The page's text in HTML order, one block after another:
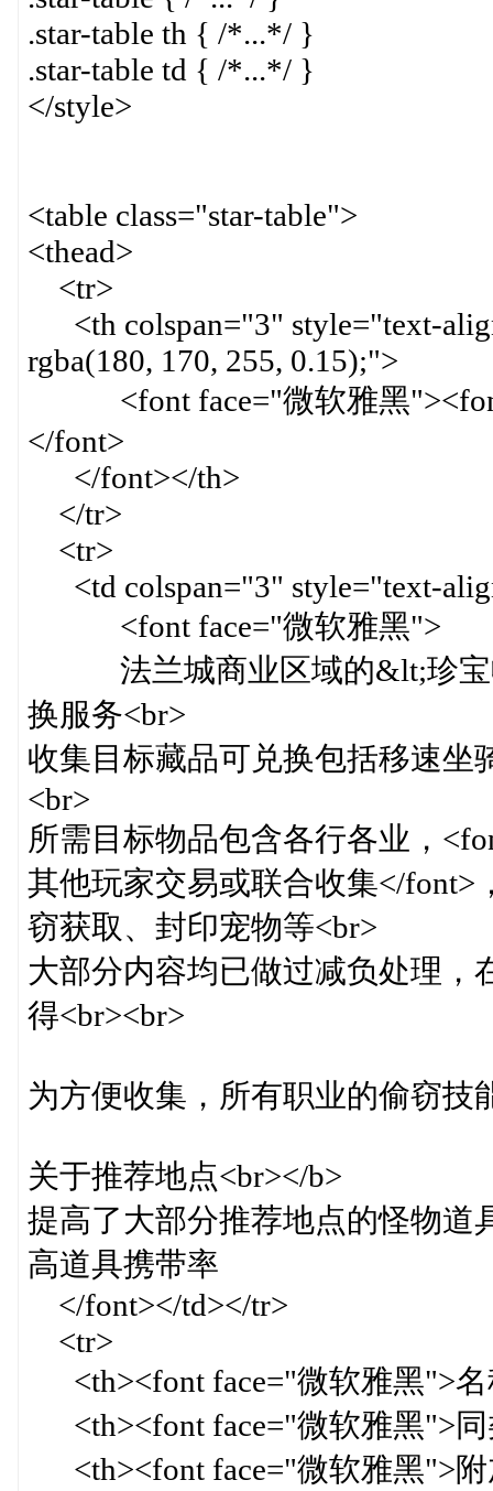
.star-table th { /*...*/ }
.star-table td { /*...*/ }
</style>
<table class="star-table">
<thead>
<tr>
<th colspan="3" style="text-
rgba(180, 170, 255, 0.15);">
<font face="微软雅黑"><font
</font>
</font></th>
</tr>
<tr>
<td colspan="3" style="text-
<font face="微软雅黑">
法兰城商业区域的&lt;珍宝
换服务<br>
收集目标藏品可兑换包括移速坐
<br>
所需目标物品包含各行各业，
其他玩家交易或联合收集</
窃获取、封印宠物等<br>
大部分内容均已做过减负处理，
得<br><br>
为方便收集，所有职业的偷窃技
关于推荐地点<br></b>
提高了大部分推荐地点的怪物道
高道具携带率
</font></td></tr>
<tr>
<th><font face="微软雅黑">名
<th><font face="微软雅黑">同
<th><font face="微软雅黑">附